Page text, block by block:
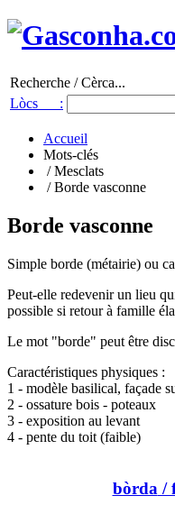
Recherche / Cèrca...
Lòcs :
Accueil
Mots-clés
/ Mesclats
/ Borde vasconne
Borde vasconne
Simple borde (métairie) ou
Peut-elle redevenir un lieu
possible si retour à famille
Le mot "borde" peut être
Caractéristiques physiques :
1 - modèle basilical, façade
2 - ossature bois - poteaux
3 - exposition au levant
4 - pente du toit (faible)
bòrda/